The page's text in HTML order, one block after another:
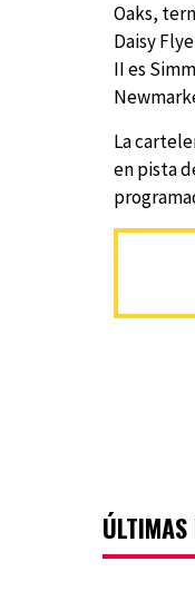
Oaks,
Daisy
II es
La
en pista